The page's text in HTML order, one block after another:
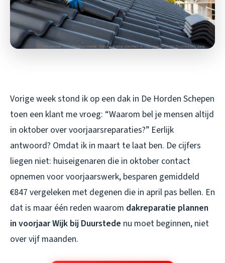
Vorige week stond ik op een dak in De Horden Schepen
toen een klant me vroeg: “Waarom bel je mensen altijd
in oktober over voorjaarsreparaties?” Eerlijk
antwoord? Omdat ik in maart te laat ben. De cijfers
liegen niet: huiseigenaren die in oktober contact
opnemen voor voorjaarswerk, besparen gemiddeld
€847 vergeleken met degenen die in april pas bellen. En
dat is maar één reden waarom dakreparatie plannen
in voorjaar Wijk bij Duurstede nu moet beginnen, niet
over vijf maanden.